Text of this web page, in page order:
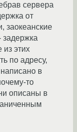
сервера
от
заокеанские
задержка
этих
по адресу,
в
то
описаны в